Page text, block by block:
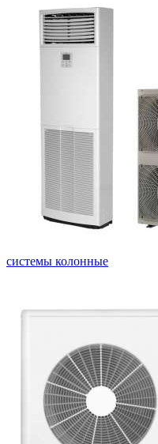
системы колонные